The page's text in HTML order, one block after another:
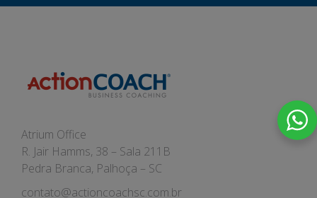
Atrium Office
R. Jair Hamms, 38 – Sala 211B
Pedra Branca, Palhoça – SC
contato@actioncoachsc.com.br